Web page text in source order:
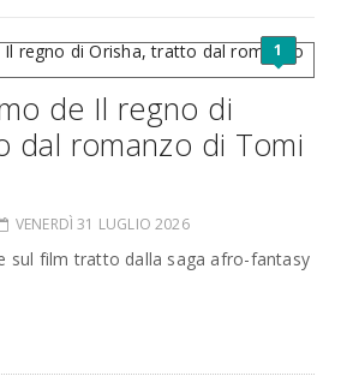
1
de Il regno di
dal romanzo di Tomi
VENERDÌ 31 LUGLIO 2026
sul film tratto dalla saga afro-fantasy